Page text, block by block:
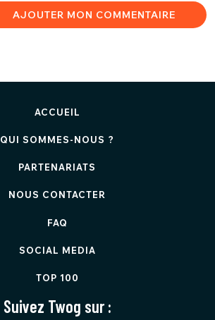
AJOUTER MON COMMENTAIRE
ACCUEIL
QUI SOMMES-NOUS ?
PARTENARIATS
NOUS CONTACTER
FAQ
SOCIAL MEDIA
TOP 100
Suivez Twog sur :